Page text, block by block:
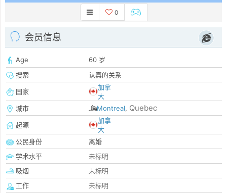
0
会员信息
Age
60 岁
搜索
认真的关系
国家
加拿
大
城市
Montreal, Quebec
起源
加拿
大
公民身份
离婚
学术水平
未标明
吸烟
未标明
工作
未标明